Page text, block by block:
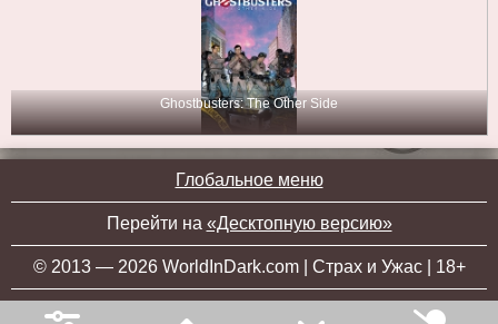
Ghostbusters: The Other Side
Глобальное меню
Перейти на «Десктопную версию»
© 2013 — 2026 WorldInDark.com | Страх и Ужас | 18+